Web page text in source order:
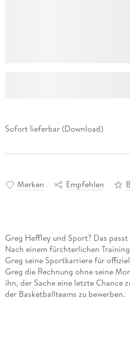
Sofort lieferbar (Download)
Merken Empfehlen
Greg Heffley und Sport? Das
Nach einem fürchterlichen
Greg seine Sportkarriere für
Greg die Rechnung ohne seine
ihn, der Sache eine letzte Chance
der Basketballteams zu bewerben.